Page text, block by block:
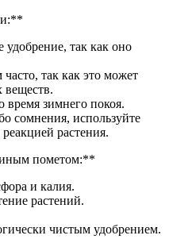
удобрение, так как оно
так как это может
веществ.
время зимнего покоя.
сомнения, используйте
растения.
пометом:**
и калия.
растений.
чистым удобрением.